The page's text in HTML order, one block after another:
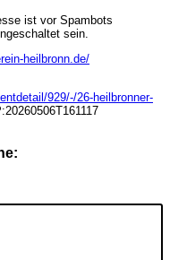
ist vor Spambots
sein.
heilbronn.de/
929/-/26-heilbronner-